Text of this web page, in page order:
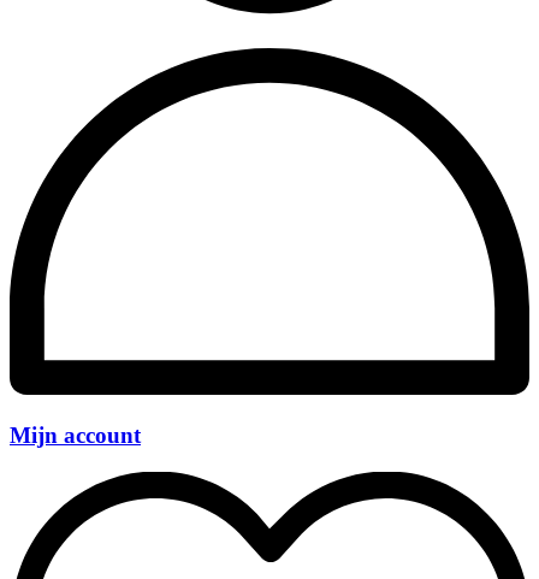
Mijn account